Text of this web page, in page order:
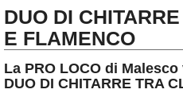
Politica
Sport
Eventi
DUO DI
E FLAMENCO
La PRO LOCO di
DUO DI CHITARRE TRA